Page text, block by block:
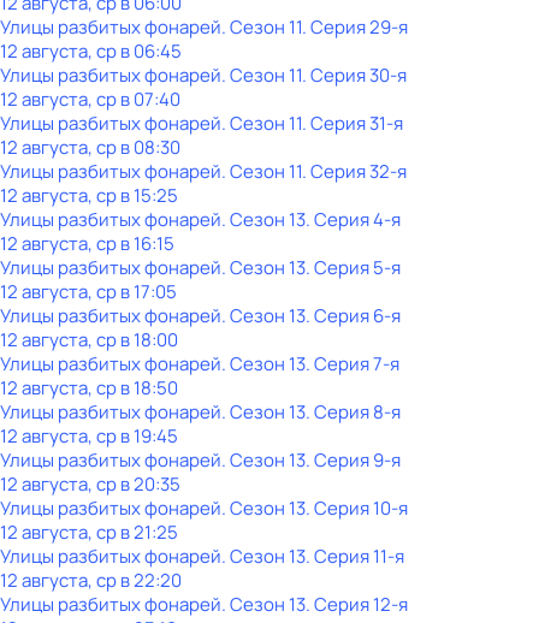
Улицы разбитых фонарей. Сезон 11. Серия 29-я
12 августа, ср в 06:45
Улицы разбитых фонарей. Сезон 11. Серия 30-я
12 августа, ср в 07:40
Улицы разбитых фонарей. Сезон 11. Серия 31-я
12 августа, ср в 08:30
Улицы разбитых фонарей. Сезон 11. Серия 32-я
12 августа, ср в 15:25
Улицы разбитых фонарей. Сезон 13. Серия 4-я
12 августа, ср в 16:15
Улицы разбитых фонарей. Сезон 13. Серия 5-я
12 августа, ср в 17:05
Улицы разбитых фонарей. Сезон 13. Серия 6-я
12 августа, ср в 18:00
Улицы разбитых фонарей. Сезон 13. Серия 7-я
12 августа, ср в 18:50
Улицы разбитых фонарей. Сезон 13. Серия 8-я
12 августа, ср в 19:45
Улицы разбитых фонарей. Сезон 13. Серия 9-я
12 августа, ср в 20:35
Улицы разбитых фонарей. Сезон 13. Серия 10-я
12 августа, ср в 21:25
Улицы разбитых фонарей. Сезон 13. Серия 11-я
12 августа, ср в 22:20
Улицы разбитых фонарей. Сезон 13. Серия 12-я